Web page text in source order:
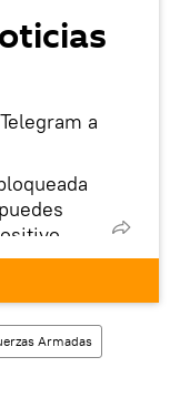
a
puedes
red
Armadas